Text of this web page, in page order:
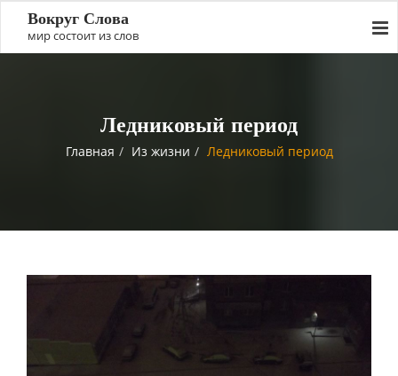
Вокруг Слова
мир состоит из слов
Ледниковый период
Главная Из жизни Ледниковый период